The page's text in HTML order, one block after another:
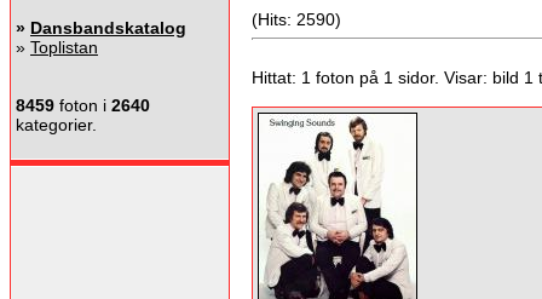
» Dansbandskatalog
» Toplistan
8459 foton i 2640
kategorier.
(Hits: 2590)
Hittat: 1 foton på 1 sidor. Visar: bild 1